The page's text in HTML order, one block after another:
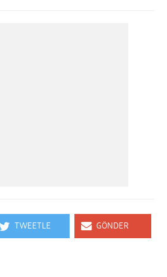
TWEETLE GÖNDER